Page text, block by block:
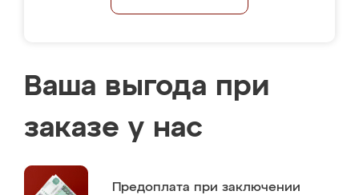
Ваша выгода при
заказе у нас
Предоплата при заключении